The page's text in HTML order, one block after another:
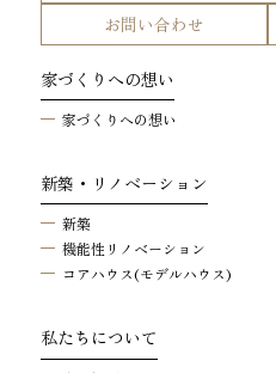
お問い合わせ
家づくりへの想い
家づくりへの想い
新築・リノベーション
新築
機能性リノベーション
コアハウス(モデルハウス)
私たちについて